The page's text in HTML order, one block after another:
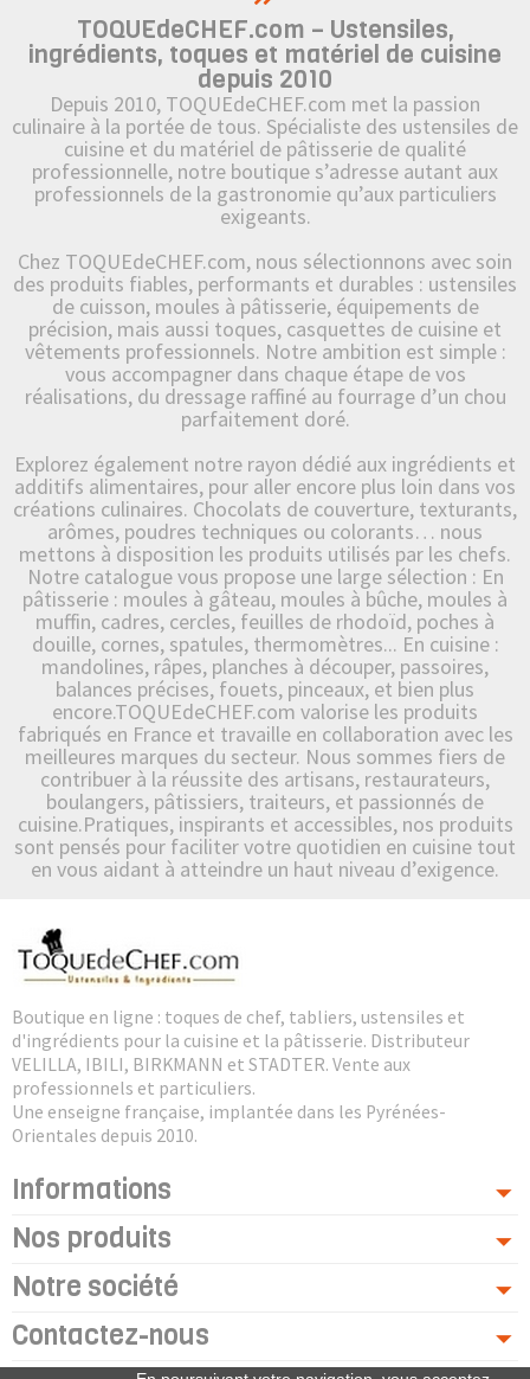
TOQUEdeCHEF.com – Ustensiles,
ingrédients, toques et matériel de cuisine
depuis 2010
Depuis 2010, TOQUEdeCHEF.com met la passion
culinaire à la portée de tous. Spécialiste des ustensiles de
cuisine et du matériel de pâtisserie de qualité
professionnelle, notre boutique s’adresse autant aux
professionnels de la gastronomie qu’aux particuliers
exigeants.
Chez TOQUEdeCHEF.com, nous sélectionnons avec soin
des produits fiables, performants et durables : ustensiles
de cuisson, moules à pâtisserie, équipements de
précision, mais aussi toques, casquettes de cuisine et
vêtements professionnels. Notre ambition est simple :
vous accompagner dans chaque étape de vos
réalisations, du dressage raffiné au fourrage d’un chou
parfaitement doré.
Explorez également notre rayon dédié aux ingrédients et
additifs alimentaires, pour aller encore plus loin dans vos
créations culinaires. Chocolats de couverture, texturants,
arômes, poudres techniques ou colorants… nous
mettons à disposition les produits utilisés par les chefs.
Notre catalogue vous propose une large sélection : En
pâtisserie : moules à gâteau, moules à bûche, moules à
muffin, cadres, cercles, feuilles de rhodoïd, poches à
douille, cornes, spatules, thermomètres... En cuisine :
mandolines, râpes, planches à découper, passoires,
balances précises, fouets, pinceaux, et bien plus
encore.TOQUEdeCHEF.com valorise les produits
fabriqués en France et travaille en collaboration avec les
meilleures marques du secteur. Nous sommes fiers de
contribuer à la réussite des artisans, restaurateurs,
boulangers, pâtissiers, traiteurs, et passionnés de
cuisine.Pratiques, inspirants et accessibles, nos produits
sont pensés pour faciliter votre quotidien en cuisine tout
en vous aidant à atteindre un haut niveau d’exigence.
Boutique en ligne : toques de chef, tabliers, ustensiles et
d'ingrédients pour la cuisine et la pâtisserie. Distributeur
VELILLA, IBILI, BIRKMANN et STADTER. Vente aux
professionnels et particuliers.
Une enseigne française, implantée dans les Pyrénées-
Orientales depuis 2010.
Informations
Nos produits
Notre société
Contactez-nous